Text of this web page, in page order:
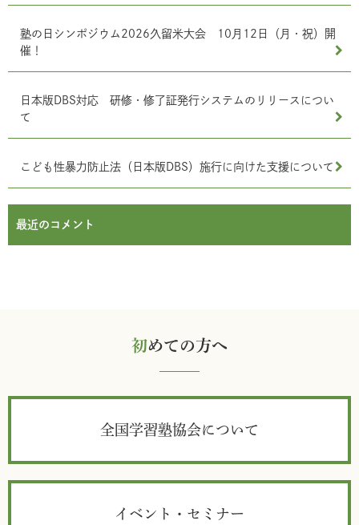
塾の日シンポジウム2026久留米大会 10月12日（月・祝）開
催！
日本版DBS対応 研修・修了証発行システムのリリースについ
て
こども性暴力防止法（日本版DBS）施行に向けた支援について
最近のコメント
初めての方へ
全国学習塾協会について
イベント・セミナー